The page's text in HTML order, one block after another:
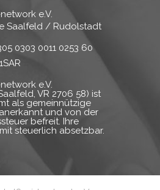
e.V.
Saalfeld / Rudolstadt
0303 0011 0253 60
e.V.
VR 2706 58) ist
als gemeinnützige
und von der
befreit. Ihre
steuerlich absetzbar.